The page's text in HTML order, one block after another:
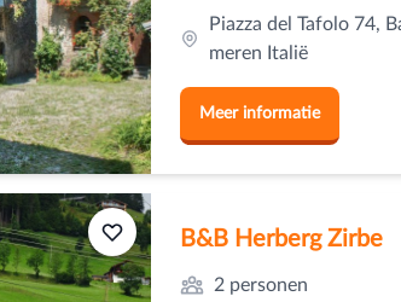
Piazza del Tafolo 74,
meren Italië
Meer informatie
B&B Herberg Zirbe
2 personen